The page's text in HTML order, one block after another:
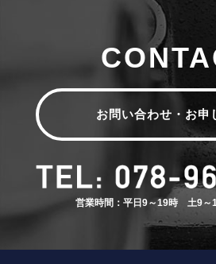
お問い合わせ・お申
営業時間：平日9～19時 土9～